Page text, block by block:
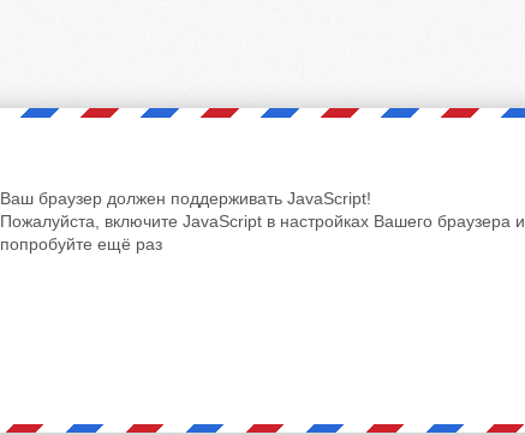
Ваш браузер должен поддерживать JavaScript!
Пожалуйста, включите JavaScript в настройках Вашего браузера и
попробуйте ещё раз